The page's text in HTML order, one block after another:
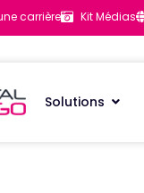
carrière Kit Médias
Solutions